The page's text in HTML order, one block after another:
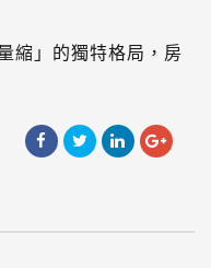
縮」的獨特格局，房